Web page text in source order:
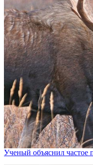
Ученый объяснил частое